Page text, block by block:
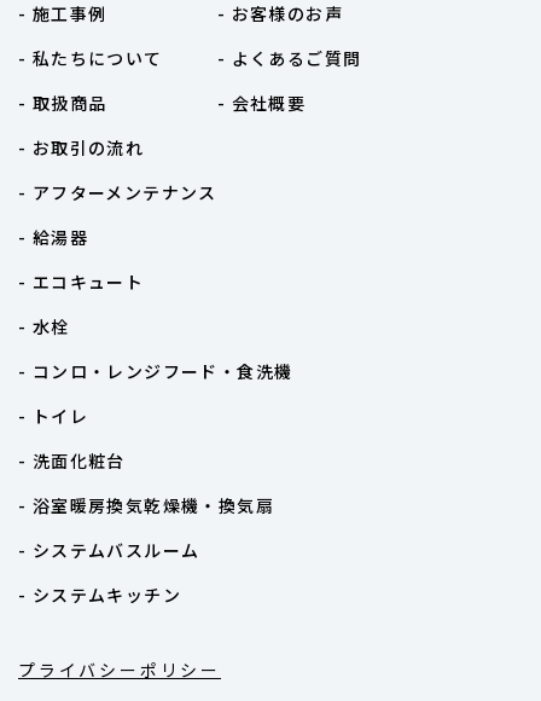
- 施工事例
- 私たちについて
- 取扱商品
- お取引の流れ
- アフターメンテナンス
- お客様のお声
- よくあるご質問
- 会社概要
- 給湯器
- エコキュート
- 水栓
- コンロ・レンジフード・食洗機
- トイレ
- 洗面化粧台
- 浴室暖房換気乾燥機・換気扇
- システムバスルーム
- システムキッチン
プライバシーポリシー